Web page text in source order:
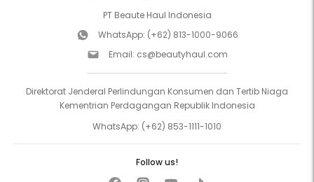
PT Beaute Haul Indonesia
WhatsApp: (+62) 813-1000-9066
Email: cs@beautyhaul.com
Direktorat Jenderal Perlindungan Konsumen dan Tertib Niaga
Kementrian Perdagangan Republik Indonesia
WhatsApp: (+62) 853-1111-1010
Follow us!